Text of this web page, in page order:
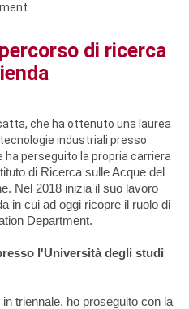
di ricerca
che ha ottenuto una laurea
industriali presso
ha perseguito la propria carriera
di Ricerca sulle Acque del
Nel 2018 inizia il suo lavoro
in cui ad oggi ricopre il ruolo di
Department.
l'Università degli studi
triennale, ho proseguito con la